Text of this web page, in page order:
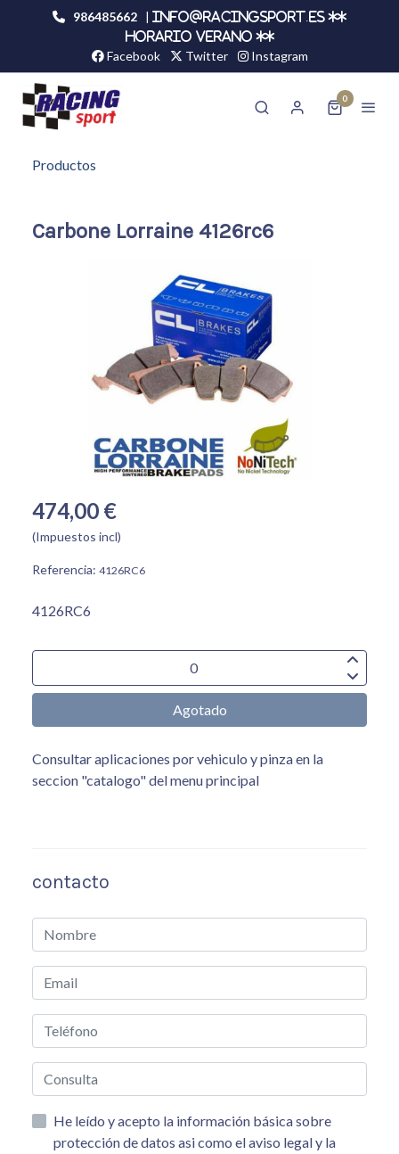
986485662 |
info@racingsport.es **
HORARIO VERANO **
Facebook Twitter Instagram
0
Productos
Carbone Lorraine 4126rc6
474,00 €
(Impuestos incl)
Referencia: 4126RC6
4126RC6
Agotado
Consultar aplicaciones por vehiculo y pinza en la
seccion "catalogo" del menu principal
contacto
He leído y acepto la información básica sobre
protección de datos asi como el aviso legal y la